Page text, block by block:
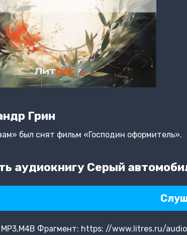
Грин
был снят фильм «Господин оформитель».
аудиокнигу Серый
Фрагмент: https: //www.litres.ru/